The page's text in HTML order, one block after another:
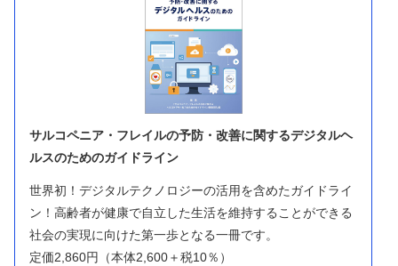
サルコペニア・フレイルの予防・改善に関するデジタルヘ
ルスのためのガイドライン
世界初！デジタルテクノロジーの活用を含めたガイドライ
ン！高齢者が健康で自立した生活を維持することができる
社会の実現に向けた第一歩となる一冊です。
定価2,860円（本体2,600＋税10％）